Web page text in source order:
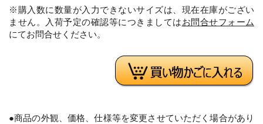
※購入数に数量が入力できないサイズは、現在在庫がござい
ません。入荷予定の確認等につきましてはお問合せフォーム
にてお問合せください。
●商品の外観、価格、仕様等を変更させていただく場合があり